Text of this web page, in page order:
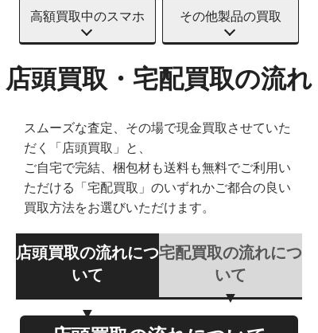
高額買取中のスマホ その他製品の買取
店頭買取・宅配買取の流れ
スムーズな査定、その場で現金買取させていた
だく「店頭買取」と、
ご自宅で完結、梱包材も送料も無料でご利用い
ただける「宅配買取」のいずれかご都合の良い
買取方法をお選びいただけます。
店頭買取の流れにつ
いて
宅配買取の流れにつ
いて